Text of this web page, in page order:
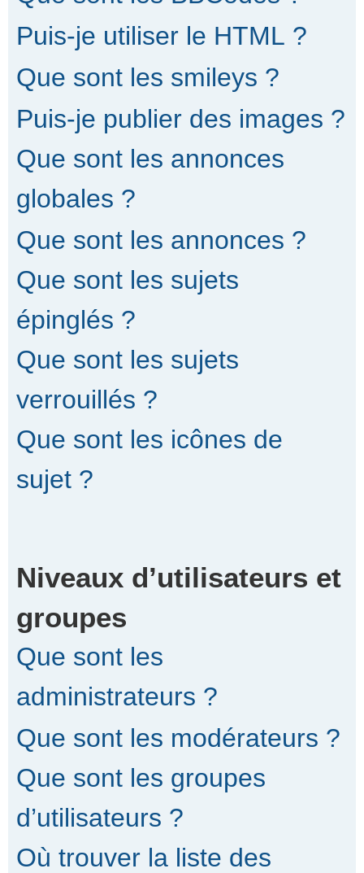
Puis-je utiliser le HTML ?
Que sont les smileys ?
Puis-je publier des images ?
Que sont les annonces
globales ?
Que sont les annonces ?
Que sont les sujets
épinglés ?
Que sont les sujets
verrouillés ?
Que sont les icônes de
sujet ?
Niveaux d’utilisateurs et
groupes
Que sont les
administrateurs ?
Que sont les modérateurs ?
Que sont les groupes
d’utilisateurs ?
Où trouver la liste des